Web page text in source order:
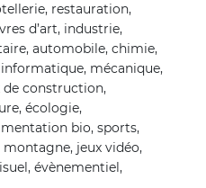
restauration,
d’art, industrie,
automobile, chimie,
mécanique,
construction,
écologie,
bio, sports,
jeux vidéo,
évènementiel,